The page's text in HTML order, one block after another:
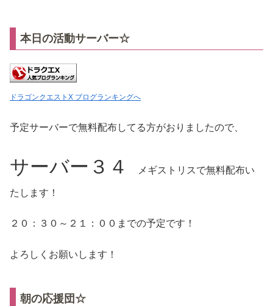
本日の活動サーバー☆
ドラゴンクエストX ブログランキングへ
予定サーバーで無料配布してる方がおりましたので、
サーバー３４ メギストリスで無料配布い
たします！
２０：３０～２１：００までの予定です！
よろしくお願いします！
朝の応援団☆